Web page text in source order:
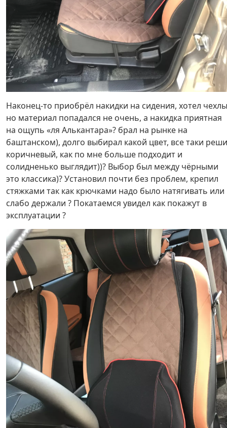
Наконец-то приобрёл накидки на сидения, хотел чехлы
но материал попадался не очень, а накидка приятная
на ощупь «ля Алькантара»? брал на рынке на
баштанском), долго выбирал какой цвет, все таки
коричневый, как по мне больше подходит и
солидненько выглядит))? Выбор был между чёрными
это классика)? Установил почти без проблем, крепил
стяжками так как крючками надо было натягивать или
слабо держали ? Покатаемся увидел как покажут в
эксплуатации ?